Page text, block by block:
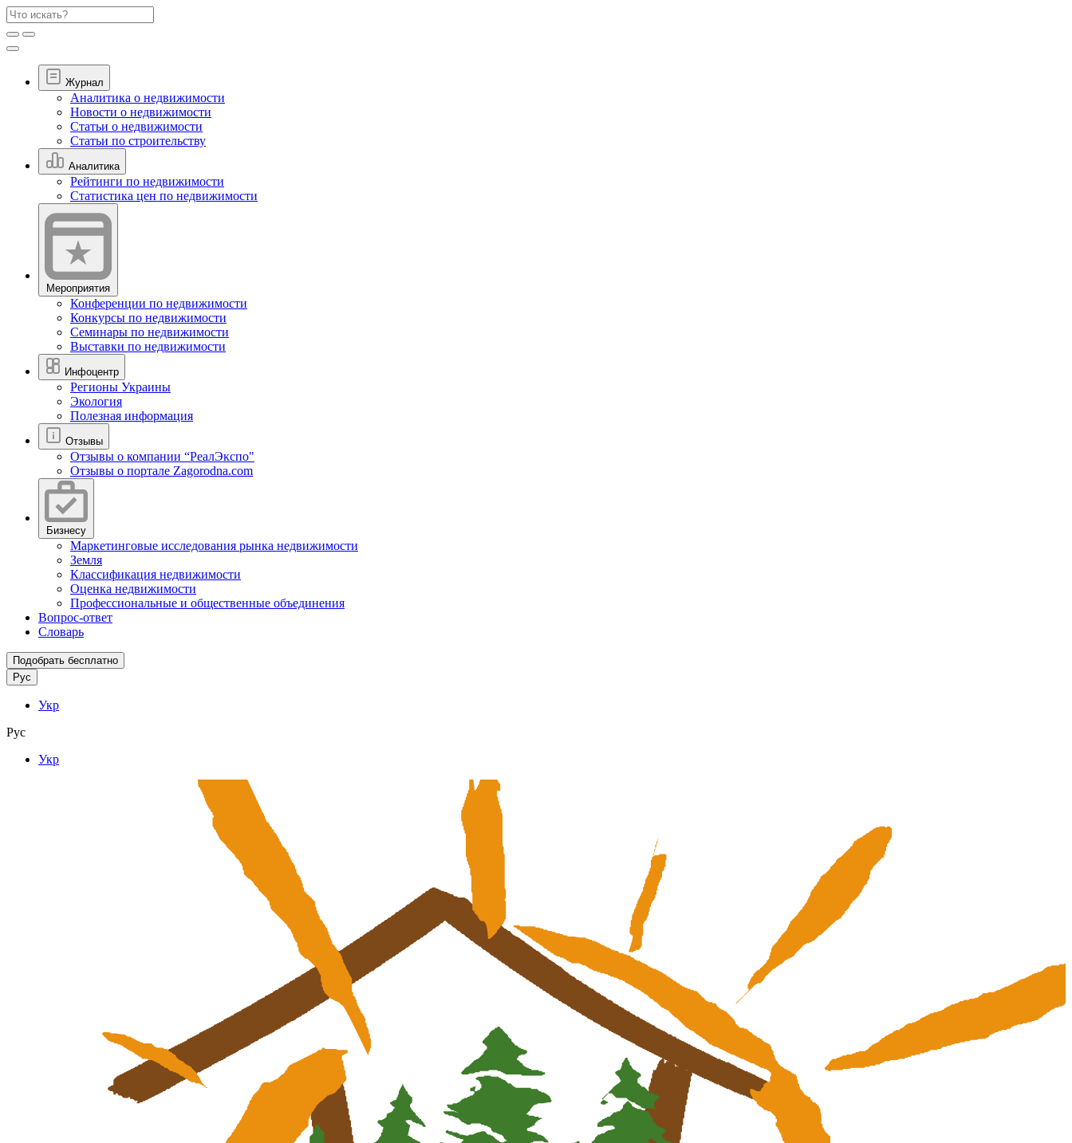
Журнал
Аналитика о недвижимости
Новости о недвижимости
Статьи о недвижимости
Статьи по строительству
Аналитика
Рейтинги по недвижимости
Статистика цен по недвижимости
Мероприятия
Конференции по недвижимости
Конкурсы по недвижимости
Семинары по недвижимости
Выставки по недвижимости
Инфоцентр
Регионы Украины
Экология
Полезная информация
Отзывы
Отзывы о компании “РеалЭкспо"
Отзывы о портале Zagorodna.com
Бизнесу
Маркетинговые исследования рынка недвижимости
Земля
Классификация недвижимости
Оценка недвижимости
Профессиональные и общественные объединения
Вопрос-ответ
Словарь
Подобрать бесплатно
Рус
Укр
Рус
Укр